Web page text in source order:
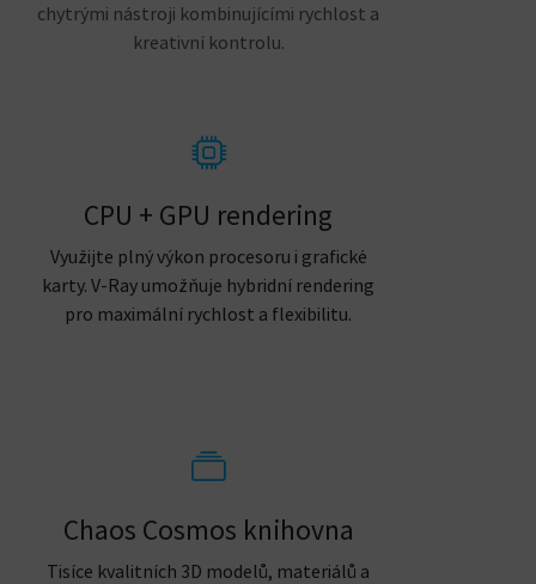
chytrými nástroji kombinujícími rychlost a
kreativní kontrolu.
CPU + GPU rendering
Využijte plný výkon procesoru i grafické
karty. V-Ray umožňuje hybridní rendering
pro maximální rychlost a flexibilitu.
Chaos Cosmos knihovna
Tisíce kvalitních 3D modelů, materiálů a